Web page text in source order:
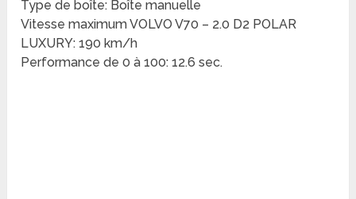
Type de boîte: Boîte manuelle
Vitesse maximum VOLVO V70 – 2.0 D2 POLAR
LUXURY: 190 km/h
Performance de 0 à 100: 12.6 sec.